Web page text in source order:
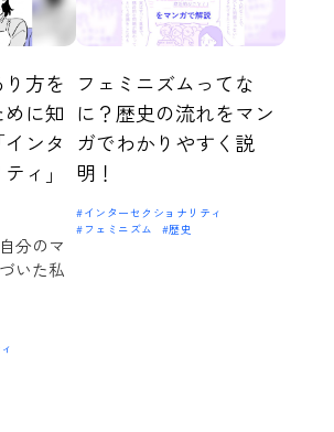
方を
に知
ンタ
ィ」
分のマ
いた私
フェミニズムってな
に？歴史の流れをマン
ガでわかりやすく説
明！
#インターセクショナリティ
#フェミニズム
#歴史